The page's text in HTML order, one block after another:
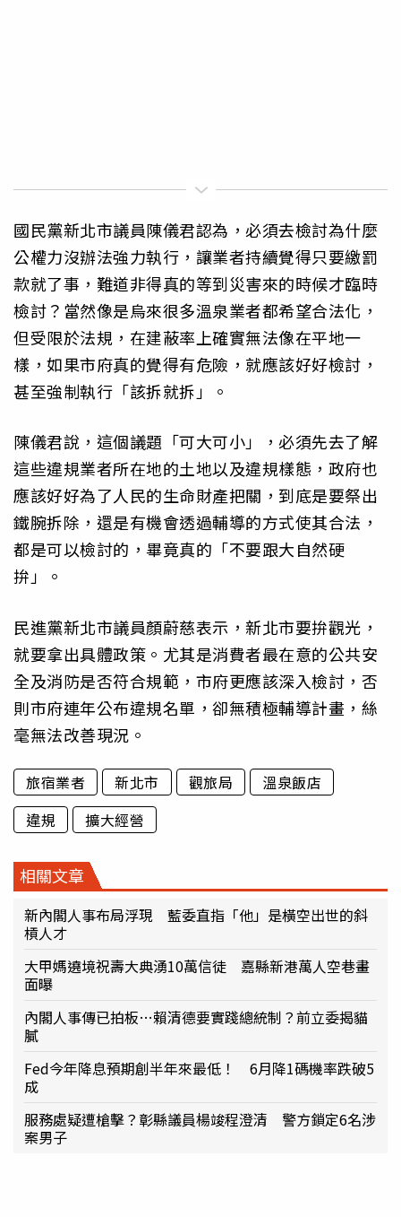
國民黨新北市議員陳儀君認為，必須去檢討為什麼
公權力沒辦法強力執行，讓業者持續覺得只要繳罰
款就了事，難道非得真的等到災害來的時候才臨時
檢討？當然像是烏來很多溫泉業者都希望合法化，
但受限於法規，在建蔽率上確實無法像在平地一
樣，如果市府真的覺得有危險，就應該好好檢討，
甚至強制執行「該拆就拆」。
陳儀君說，這個議題「可大可小」，必須先去了解
這些違規業者所在地的土地以及違規樣態，政府也
應該好好為了人民的生命財產把關，到底是要祭出
鐵腕拆除，還是有機會透過輔導的方式使其合法，
都是可以檢討的，畢竟真的「不要跟大自然硬
拚」。
民進黨新北市議員顏蔚慈表示，新北市要拚觀光，
就要拿出具體政策。尤其是消費者最在意的公共安
全及消防是否符合規範，市府更應該深入檢討，否
則市府連年公布違規名單，卻無積極輔導計畫，絲
毫無法改善現況。
旅宿業者 新北市 觀旅局
溫泉飯店
違規
擴大經營
相關文章
新內閣人事布局浮現 藍委直指「他」是橫空出世的斜
槓人才
大甲媽遶境祝壽大典湧10萬信徒 嘉縣新港萬人空巷畫
面曝
內閣人事傳已拍板…賴清德要實踐總統制？前立委揭貓
膩
Fed今年降息預期創半年來最低！ 6月降1碼機率跌破5
成
服務處疑遭槍擊？彰縣議員楊竣程澄清 警方鎖定6名涉
案男子